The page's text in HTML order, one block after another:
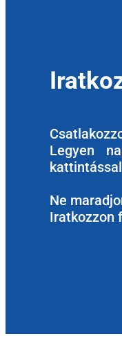
Legyen
Ne
Iratkozzon